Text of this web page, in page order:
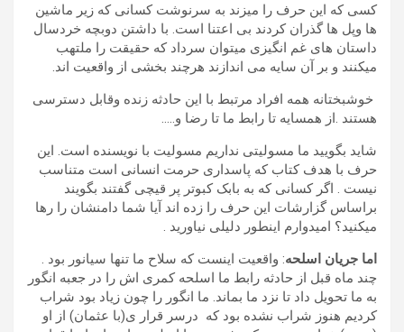
کسی که این حرف را میزند به سرنوشت کسانی که زیر ماشین
ها وپل ها گذران کردند بی اعتنا است. با داشتن دوبچه خردسال
داستان های غم انگیزی میتوان سرداد که حقیقت را ملتهب
میکنند و بر آن سایه می اندازند هرچند بخشی از واقعیت اند.
خوشبختانه همه افراد مرتبط با این حادثه زنده وقابل دسترسی
هستند .از همسایه تا رابط ما تا رضا و…..
شاید بگویید ما مسولیتی نداریم مسولیت با نویسنده است. این
حرف با هدف کتاب که پاسداری حرمت انسانی است متناسب
نیست . اگر کسانی که به بابک کبوتر پر قیچی گفتند بگویند
براساس گزارشات این حرف را زده اند آیا شما دامنشان را رها
میکنید؟ امیدوارم اینطور دلیلی نیاورید .
اما جریان اسلحه: واقعیت اینست که سلاح ما تنها سیانور بود .
چند ماه قبل از حادثه رابط ما اسلحه کمری اش را در جعبه انگور
به ما تحویل داد تا نزد ما بماند. ما انگور را چون زیاد بود شراب
کردیم هنوز شراب نشده بود که درسر قرار ی(با عثمان) از او